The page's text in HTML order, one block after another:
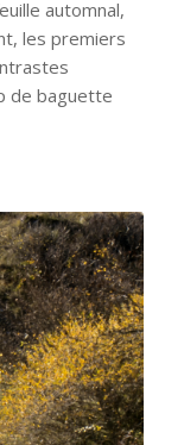
automnal,
les premiers
de baguette